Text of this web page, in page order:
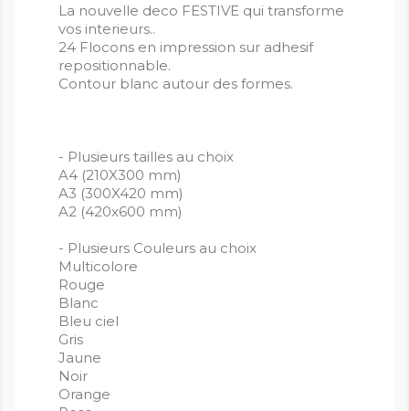
La nouvelle deco FESTIVE qui transforme
vos interieurs..
24 Flocons en impression sur adhesif
repositionnable.
Contour blanc autour des formes.
- Plusieurs tailles au choix
A4 (210X300 mm)
A3 (300X420 mm)
A2 (420x600 mm)
- Plusieurs Couleurs au choix
Multicolore
Rouge
Blanc
Bleu ciel
Gris
Jaune
Noir
Orange